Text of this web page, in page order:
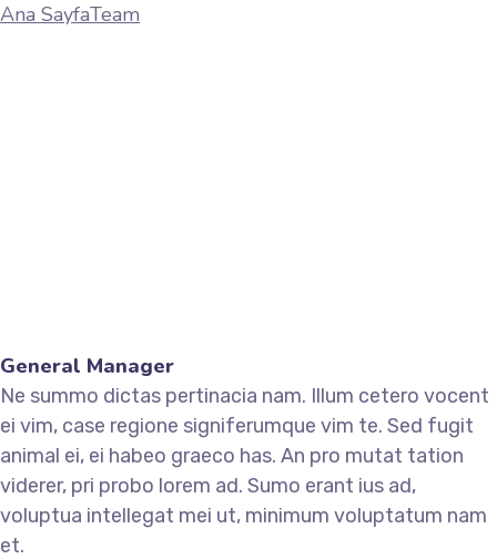
Ana SayfaTeam
General Manager
Ne summo dictas pertinacia nam. Illum cetero vocent
ei vim, case regione signiferumque vim te. Sed fugit
animal ei, ei habeo graeco has. An pro mutat tation
viderer, pri probo lorem ad. Sumo erant ius ad,
voluptua intellegat mei ut, minimum voluptatum nam
et.